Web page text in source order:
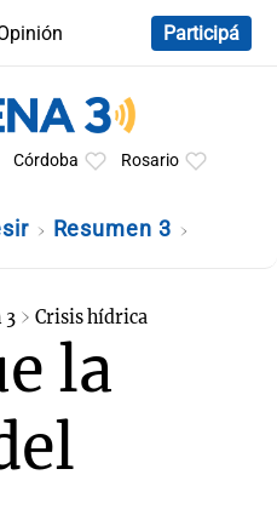
Participá
Córdoba Rosario
Resumen 3
3 Crisis hídrica
la